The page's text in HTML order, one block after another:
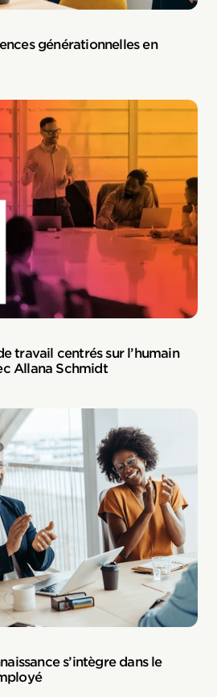
générationnelles en
travail centrés sur l’humain
Allana Schmidt
s’intègre dans le